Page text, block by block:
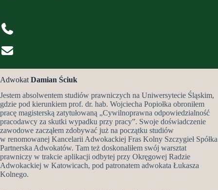
Adwokat Damian Ściuk
Jestem absolwentem studiów prawniczych na Uniwersytecie Śląskim,
gdzie pod kierunkiem prof. dr. hab. Wojciecha Popiołka obroniłem
pracę magisterską zatytułowaną „Cywilnoprawna odpowiedzialność
pracodawcy za skutki wypadku przy pracy”. Swoje doświadczenie
zawodowe zacząłem zdobywać już na początku studiów
w renomowanej Kancelarii Adwokackiej Fras Kolny Szczygieł Spółka
Partnerska Adwokatów. Tam też doskonaliłem swój warsztat
prawniczy w trakcie aplikacji odbytej przy Okręgowej Radzie
Adwokackiej w Katowicach, pod patronatem adwokata Łukasza
Kolnego.